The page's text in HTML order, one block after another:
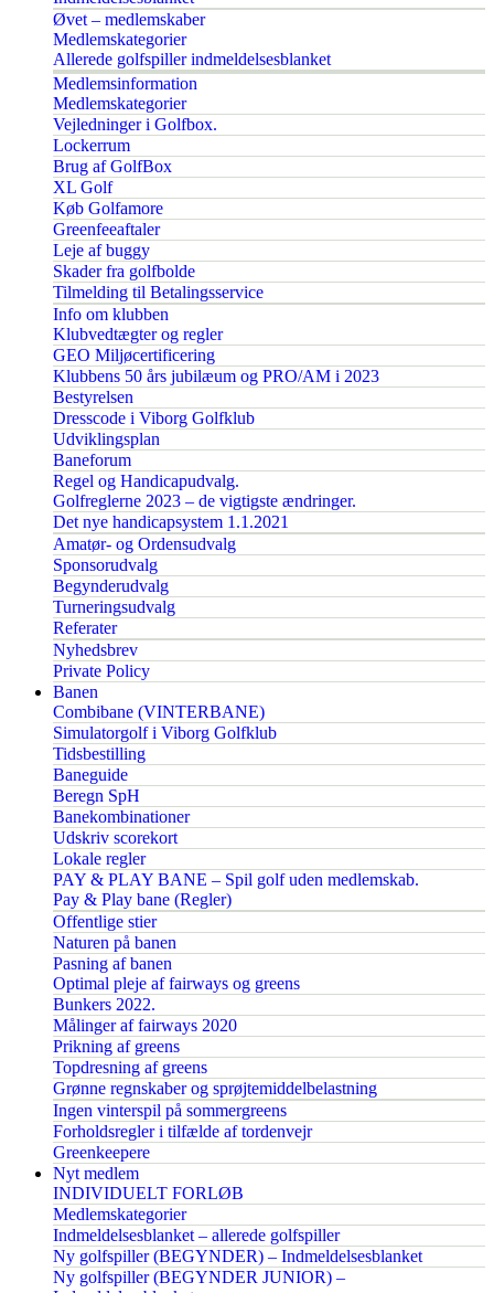
Øvet – medlemskaber
Medlemskategorier
Allerede golfspiller indmeldelsesblanket
Medlemsinformation
Medlemskategorier
Vejledninger i Golfbox.
Lockerrum
Brug af GolfBox
XL Golf
Køb Golfamore
Greenfeeaftaler
Leje af buggy
Skader fra golfbolde
Tilmelding til Betalingsservice
Info om klubben
Klubvedtægter og regler
GEO Miljøcertificering
Klubbens 50 års jubilæum og PRO/AM i 2023
Bestyrelsen
Dresscode i Viborg Golfklub
Udviklingsplan
Baneforum
Regel og Handicapudvalg.
Golfreglerne 2023 – de vigtigste ændringer.
Det nye handicapsystem 1.1.2021
Amatør- og Ordensudvalg
Sponsorudvalg
Begynderudvalg
Turneringsudvalg
Referater
Nyhedsbrev
Private Policy
Banen
Combibane (VINTERBANE)
Simulatorgolf i Viborg Golfklub
Tidsbestilling
Baneguide
Beregn SpH
Banekombinationer
Udskriv scorekort
Lokale regler
PAY & PLAY BANE – Spil golf uden medlemskab.
Pay & Play bane (Regler)
Offentlige stier
Naturen på banen
Pasning af banen
Optimal pleje af fairways og greens
Bunkers 2022.
Målinger af fairways 2020
Prikning af greens
Topdresning af greens
Grønne regnskaber og sprøjtemiddelbelastning
Ingen vinterspil på sommergreens
Forholdsregler i tilfælde af tordenvejr
Greenkeepere
Nyt medlem
INDIVIDUELT FORLØB
Medlemskategorier
Indmeldelsesblanket – allerede golfspiller
Ny golfspiller (BEGYNDER) – Indmeldelsesblanket
Ny golfspiller (BEGYNDER JUNIOR) –